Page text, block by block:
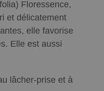
Floressence,
et délicatement
elle favorise
Elle est aussi
lâcher-prise et à